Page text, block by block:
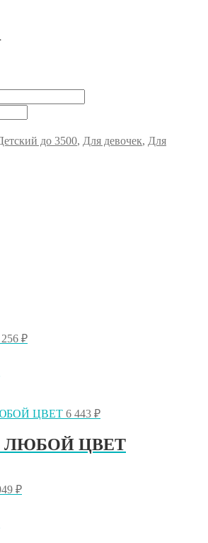
до 3500, Для девочек, Для
₽
6 443 ₽
ЛЮБОЙ ЦВЕТ
₽